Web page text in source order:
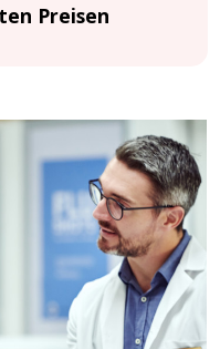
Preisen